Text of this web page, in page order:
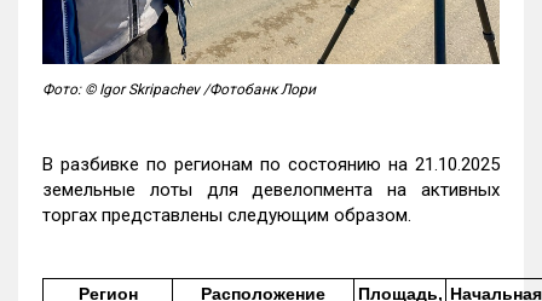
Фото: © Igor Skripachev /Фотобанк Лори
В разбивке по регионам по состоянию на 21.10.2025
земельные лоты для девелопмента на активных
торгах представлены следующим образом.
Регион Расположение
Площадь, Начальная